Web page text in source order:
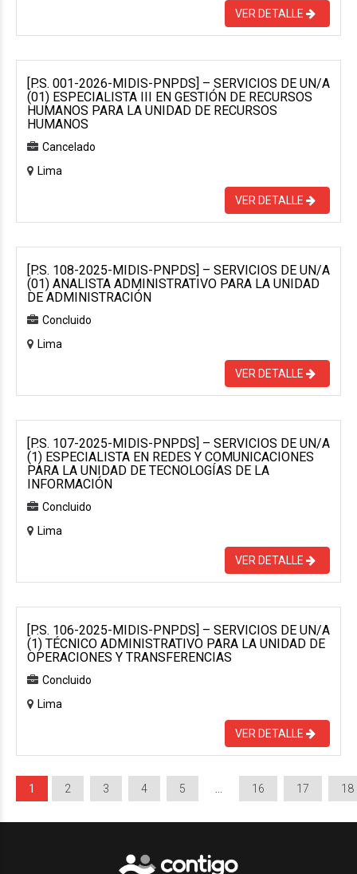
VER DETALLE
[P.S. 001-2026-MIDIS-PNPDS] – SERVICIOS DE UN/A
(01) ESPECIALISTA III EN GESTIÓN DE RECURSOS
HUMANOS PARA LA UNIDAD DE RECURSOS
HUMANOS
Cancelado
Lima
VER DETALLE
[P.S. 108-2025-MIDIS-PNPDS] – SERVICIOS DE UN/A
(01) ANALISTA ADMINISTRATIVO PARA LA UNIDAD
DE ADMINISTRACIÓN
Concluido
Lima
VER DETALLE
[P.S. 107-2025-MIDIS-PNPDS] – SERVICIOS DE UN/A
(1) ESPECIALISTA EN REDES Y COMUNICACIONES
PARA LA UNIDAD DE TECNOLOGÍAS DE LA
INFORMACIÓN
Concluido
Lima
VER DETALLE
[P.S. 106-2025-MIDIS-PNPDS] – SERVICIOS DE UN/A
(1) TÉCNICO ADMINISTRATIVO PARA LA UNIDAD DE
OPERACIONES Y TRANSFERENCIAS
Concluido
Lima
VER DETALLE
1 2 3 4 5 16 17 18